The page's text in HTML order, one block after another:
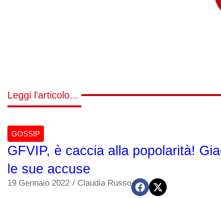
Leggi l'articolo...
GOSSIP
GFVIP, è caccia alla popolarità!
le sue accuse
19 Gennaio 2022 / Claudia Russo